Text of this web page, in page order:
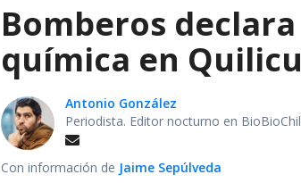
Bomberos
química en
Antonio González
Periodista. Editor nocturno en
Con información de Jaime Sepúlveda